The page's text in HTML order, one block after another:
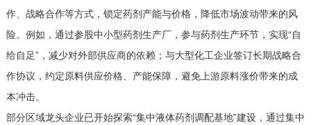
作、战略合作等方式，锁定药剂产能与价格，降低市场波动带来的风
险。例如，通过参股中小型药剂生产厂，参与药剂生产环节，实现“自
给自足”，减少对外部供应商的依赖；与大型化工企业签订长期战略合
作协议，约定原料供应价格、产能保障，避免上游原料涨价带来的成
本冲击。
部分区域龙头企业已开始探索“集中液体药剂调配基地”建设，通过集中